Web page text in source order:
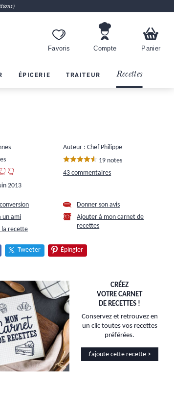
Favoris Compte Panier
ÉPICERIE TRAITEUR Recettes
2013
Auteur : Chef Philippe
19 notes
43 commentaires
un ami
la recette
Donner son avis
Ajouter à mon carnet de
recettes
Tweeter Épingler
CRÉEZ
VOTRE CARNET
DE RECETTES !
Conservez et retrouvez en
un clic toutes vos recettes
préférées.
J'ajoute cette recette >